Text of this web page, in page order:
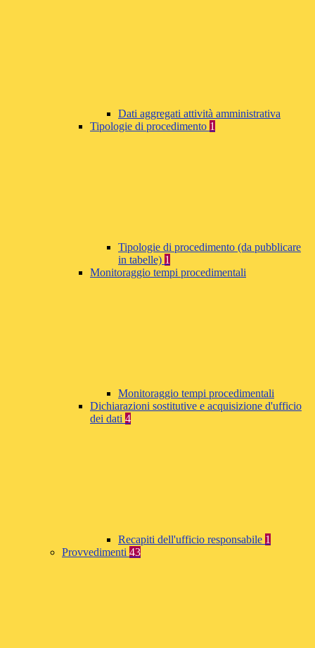
Dati aggregati attività amministrativa
Tipologie di procedimento 1
Tipologie di procedimento (da pubblicare
in tabelle) 1
Monitoraggio tempi procedimentali
Monitoraggio tempi procedimentali
Dichiarazioni sostitutive e acquisizione d'ufficio
dei dati 4
Recapiti dell'ufficio responsabile 1
Provvedimenti 43